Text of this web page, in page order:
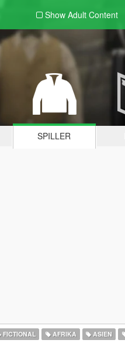
Show Adult Content
SPILLER
FICTIONAL AFRIKA ASIEN